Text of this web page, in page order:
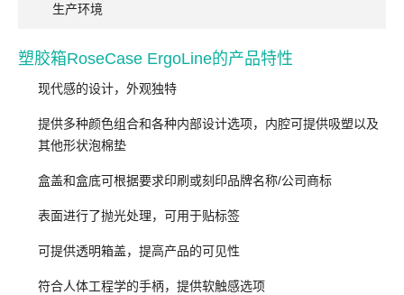
生产环境
塑胶箱RoseCase ErgoLine的产品特性
现代感的设计，外观独特
提供多种颜色组合和各种内部设计选项，内腔可提供吸塑以及
其他形状泡棉垫
盒盖和盒底可根据要求印刷或刻印品牌名称/公司商标
表面进行了抛光处理，可用于贴标签
可提供透明箱盖，提高产品的可见性
符合人体工程学的手柄，提供软触感选项